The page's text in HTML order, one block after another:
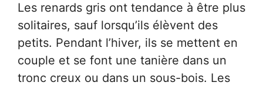
Les renards gris ont tendance à être plus
solitaires, sauf lorsqu’ils élèvent des
petits. Pendant l’hiver, ils se mettent en
couple et se font une tanière dans un
tronc creux ou dans un sous-bois. Les